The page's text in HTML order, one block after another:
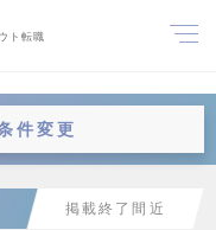
ト転職
件変更
掲載終了間近